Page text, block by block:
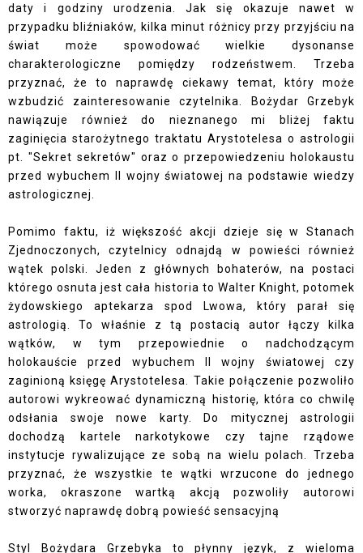
daty i godziny urodzenia. Jak się okazuje nawet w
przypadku bliźniaków, kilka minut różnicy przy przyjściu na
świat może spowodować wielkie dysonanse
charakterologiczne pomiędzy rodzeństwem. Trzeba
przyznać, że to naprawdę ciekawy temat, który może
wzbudzić zainteresowanie czytelnika. Bożydar Grzebyk
nawiązuje również do nieznanego mi bliżej faktu
zaginięcia starożytnego traktatu Arystotelesa o astrologii
pt. "Sekret sekretów" oraz o przepowiedzeniu holokaustu
przed wybuchem II wojny światowej na podstawie wiedzy
astrologicznej.
Pomimo faktu, iż większość akcji dzieje się w Stanach
Zjednoczonych, czytelnicy odnajdą w powieści również
wątek polski. Jeden z głównych bohaterów, na postaci
którego osnuta jest cała historia to Walter Knight, potomek
żydowskiego aptekarza spod Lwowa, który parał się
astrologią. To właśnie z tą postacią autor łączy kilka
wątków, w tym przepowiednie o nadchodzącym
holokauście przed wybuchem II wojny światowej czy
zaginioną księgę Arystotelesa. Takie połączenie pozwoliło
autorowi wykreować dynamiczną historię, która co chwilę
odsłania swoje nowe karty. Do mitycznej astrologii
dochodzą kartele narkotykowe czy tajne rządowe
instytucje rywalizujące ze sobą na wielu polach. Trzeba
przyznać, że wszystkie te wątki wrzucone do jednego
worka, okraszone wartką akcją pozwoliły autorowi
stworzyć naprawdę dobrą powieść sensacyjną
Styl Bożydara Grzebyka to płynny język, z wieloma